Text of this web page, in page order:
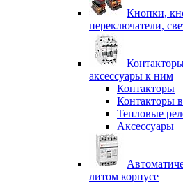
Кнопки,
переключатели,
аксессуары к ним
Контакторы
Контакторы
Тепловые
Аксессуары
литом корпусе